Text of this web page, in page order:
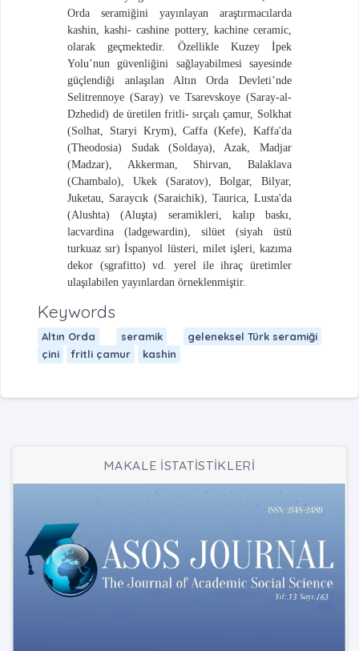
Orda seramiğini yayınlayan araştırmacılarda
kashin, kashi- cashine pottery, kachine ceramic,
olarak geçmektedir. Özellikle Kuzey İpek
Yolu’nun güvenliğini sağlayabilmesi sayesinde
güçlendiği anlaşılan Altın Orda Devleti’nde
Selitrennoye (Saray) ve Tsarevskoye (Saray-al-
Dzhedid) de üretilen fritli- sırçalı çamur, Solkhat
(Solhat, Staryi Krym), Caffa (Kefe), Kaffa'da
(Theodosia) Sudak (Soldaya), Azak, Madjar
(Madzar), Akkerman, Shirvan, Balaklava
(Chambalo), Ukek (Saratov), Bolgar, Bilyar,
Juketau, Saraycık (Saraichik), Taurica, Lusta'da
(Alushta) (Aluşta) seramikleri, kalıp baskı,
lacvardina (ladgewardin), silüet (siyah üstü
turkuaz sır) İspanyol lüsteri, milet işleri, kazıma
dekor (sgrafitto) vd. yerel ile ihraç üretimler
ulaşılabilen yayınlardan örneklenmiştir.
Keywords
Altın Orda seramik
geleneksel Türk seramiği
çini
fritli çamur kashin
MAKALE İSTATİSTİKLERİ